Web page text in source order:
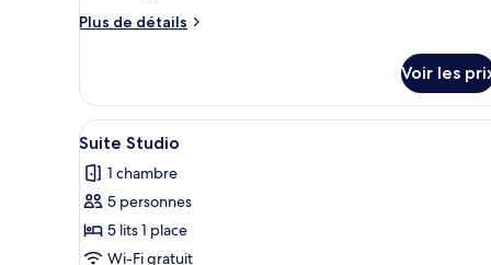
chambre :
Plus de détails
Plus
le
type
de
Studio
Voir les
Afficher
toutes
les
photos
pour
ce
Une chambre avec deux lits,
12
Suite Studio
1 chambre
5 personnes
5 lits 1 place
Wi-Fi gratuit